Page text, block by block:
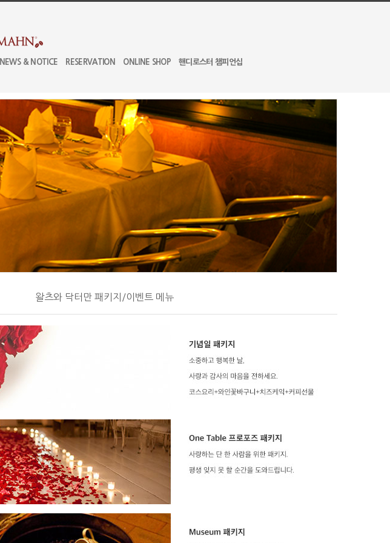
NEWS & NOTICE RESERVATION ONLINE SHOP 핸디로스터 챔피언십
왈츠와 닥터만 패키지/이벤트 메뉴